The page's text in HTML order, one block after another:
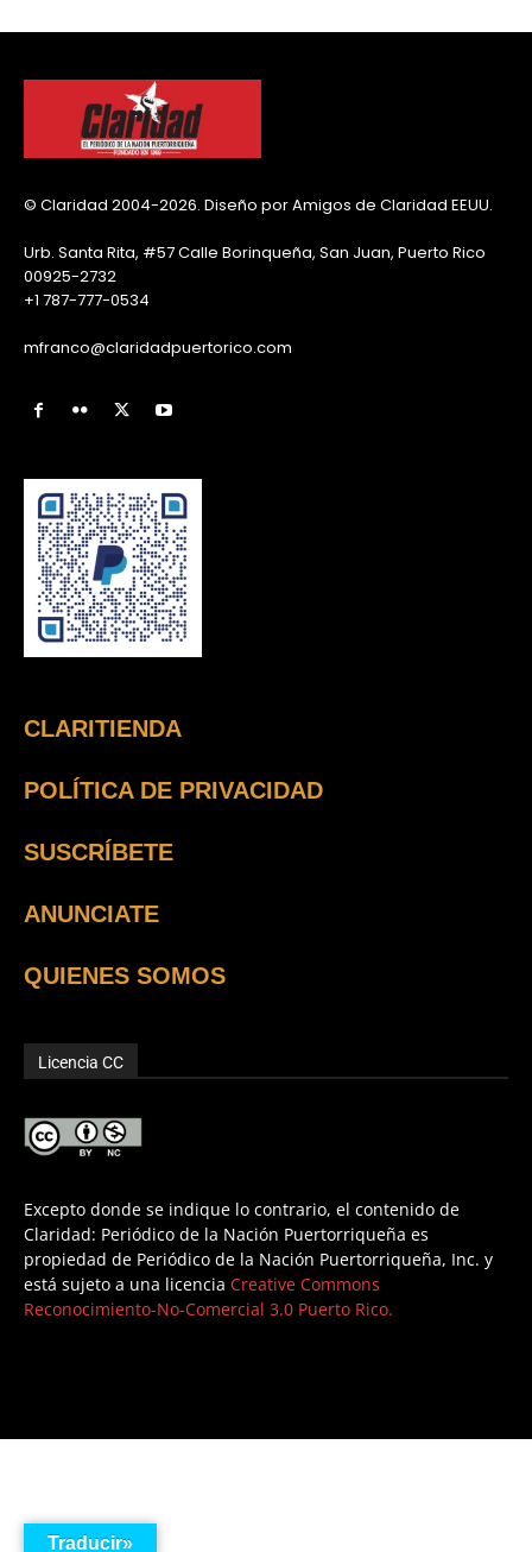
© Claridad 2004-2026. Diseño por Amigos de Claridad EEUU.
Urb. Santa Rita, #57 Calle Borinqueña, San Juan, Puerto Rico
00925-2732
+1 787-777-0534
mfranco@claridadpuertorico.com
CLARITIENDA
POLÍTICA DE PRIVACIDAD
SUSCRÍBETE
ANUNCIATE
QUIENES SOMOS
Licencia CC
Excepto donde se indique lo contrario, el contenido de
Claridad: Periódico de la Nación Puertorriqueña es
propiedad de Periódico de la Nación Puertorriqueña, Inc. y
está sujeto a una licencia Creative Commons
Reconocimiento-No-Comercial 3.0 Puerto Rico.
Traducir»